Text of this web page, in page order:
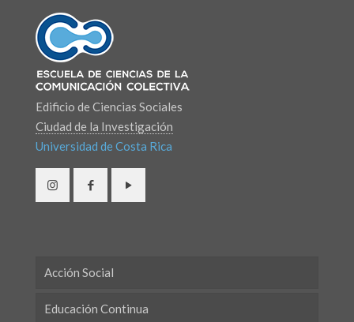
Edificio de Ciencias Sociales
Ciudad de la Investigación
Universidad de Costa Rica
Acción Social
Educación Continua